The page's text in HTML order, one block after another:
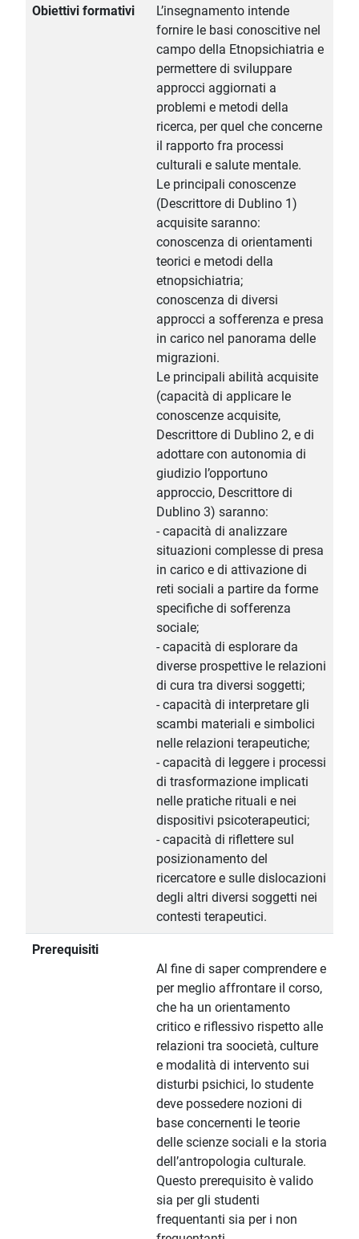
Obiettivi formativi
L’insegnamento intende
fornire le basi conoscitive nel
campo della Etnopsichiatria e
permettere di sviluppare
approcci aggiornati a
problemi e metodi della
ricerca, per quel che concerne
il rapporto fra processi
culturali e salute mentale.
Le principali conoscenze
(Descrittore di Dublino 1)
acquisite saranno:
conoscenza di orientamenti
teorici e metodi della
etnopsichiatria;
conoscenza di diversi
approcci a sofferenza e presa
in carico nel panorama delle
migrazioni.
Le principali abilità acquisite
(capacità di applicare le
conoscenze acquisite,
Descrittore di Dublino 2, e di
adottare con autonomia di
giudizio l’opportuno
approccio, Descrittore di
Dublino 3) saranno:
- capacità di analizzare
situazioni complesse di presa
in carico e di attivazione di
reti sociali a partire da forme
specifiche di sofferenza
sociale;
- capacità di esplorare da
diverse prospettive le relazioni
di cura tra diversi soggetti;
- capacità di interpretare gli
scambi materiali e simbolici
nelle relazioni terapeutiche;
- capacità di leggere i processi
di trasformazione implicati
nelle pratiche rituali e nei
dispositivi psicoterapeutici;
- capacità di riflettere sul
posizionamento del
ricercatore e sulle dislocazioni
degli altri diversi soggetti nei
contesti terapeutici.
Prerequisiti
Al fine di saper comprendere e
per meglio affrontare il corso,
che ha un orientamento
critico e riflessivo rispetto alle
relazioni tra soocietà, culture
e modalità di intervento sui
disturbi psichici, lo studente
deve possedere nozioni di
base concernenti le teorie
delle scienze sociali e la storia
dell’antropologia culturale.
Questo prerequisito è valido
sia per gli studenti
frequentanti sia per i non